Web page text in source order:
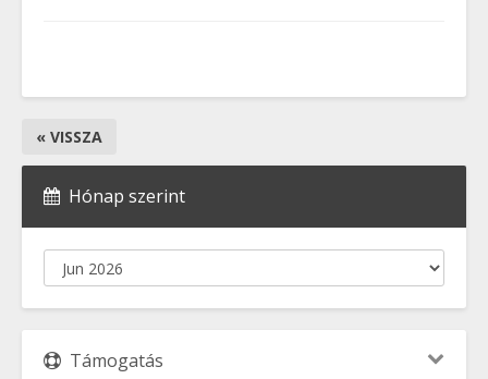
« VISSZA
Hónap szerint
Támogatás